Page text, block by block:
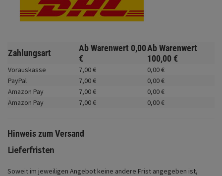
Fahrwerk
Zubehör
Merchandise
Zahlungsart Ab Warenwert 0,00
€
Ab Warenwert
100,00 €
Vorauskasse 7,00€ 0,00€
PayPal
7,00€ 0,00€
Amazon Pay
7,00€ 0,00€
Amazon Pay
7,00€ 0,00€
Hinweis zum Versand
Lieferfristen
Soweit im jeweiligen Angebot keine andere Frist angegeben ist,